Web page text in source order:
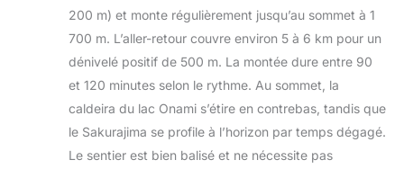
200 m) et monte régulièrement jusqu’au sommet à 1
700 m. L’aller-retour couvre environ 5 à 6 km pour un
dénivelé positif de 500 m. La montée dure entre 90
et 120 minutes selon le rythme. Au sommet, la
caldeira du lac Onami s’étire en contrebas, tandis que
le Sakurajima se profile à l’horizon par temps dégagé.
Le sentier est bien balisé et ne nécessite pas